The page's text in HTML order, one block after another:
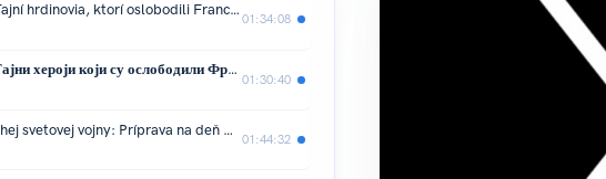
Francúzsky odpor: Tajní hrdinovia, ktorí oslobodili Francúzsko spod nacistickej okupácie | Dokument o 2. svetovej vojne
01:34:08
Француски отпор: Тајни хероји који су ослободили Француску од нацистичке окупације | Документарни филм о Другом светском рату
01:30:40
Najväčší podvod druhej svetovej vojny: Príprava na deň D - operácia Fortitude.
01:44:32